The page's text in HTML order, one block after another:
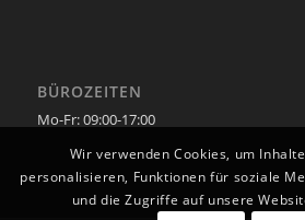
BÜROZEITEN
Mo-Fr: 09:00-17:00
Wir verwenden Cookies, um
personalisieren, Funktionen für soziale
und die Zugriffe auf unsere